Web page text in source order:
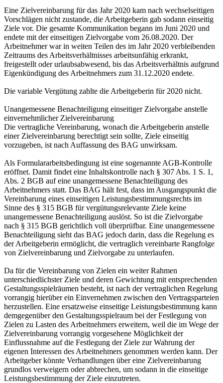
Eine Zielvereinbarung für das Jahr 2020 kam nach wechselseitigen
Vorschlägen nicht zustande, die Arbeitgeberin gab sodann einseitig
Ziele vor. Die gesamte Kommunikation begann im Juni 2020 und
endete mit der einseitigen Zielvorgabe vom 26.08.2020. Der
Arbeitnehmer war in weiten Teilen des im Jahr 2020 verbleibenden
Zeitraums des Arbeitsverhältnisses arbeitsunfähig erkrankt,
freigestellt oder urlaubsabwesend, bis das Arbeitsverhältnis aufgrund
Eigenkündigung des Arbeitnehmers zum 31.12.2020 endete.
Die variable Vergütung zahlte die Arbeitgeberin für 2020 nicht.
Unangemessene Benachteiligung einseitiger Zielvorgabe anstelle
einvernehmlicher Zielvereinbarung
Die vertragliche Vereinbarung, wonach die Arbeitgeberin anstelle
einer Zielvereinbarung berechtigt sein sollte, Ziele einseitig
vorzugeben, ist nach Auffassung des BAG unwirksam.
Als Formulararbeitsbedingung ist eine sogenannte AGB-Kontrolle
eröffnet. Damit findet eine Inhaltskontrolle nach § 307 Abs. 1 S. 1,
Abs. 2 BGB auf eine unangemessene Benachteiligung des
Arbeitnehmers statt. Das BAG hält fest, dass im Ausgangspunkt die
Vereinbarung eines einseitigen Leistungsbestimmungsrechts im
Sinne des § 315 BGB für vergütungsrelevante Ziele keine
unangemessene Benachteiligung auslöst. So ist die Zielvorgabe
nach § 315 BGB gerichtlich voll überprüfbar. Eine unangemessene
Benachteiligung sieht das BAG jedoch darin, dass die Regelung es
der Arbeitgeberin ermöglicht, die vertraglich vereinbarte Rangfolge
von Zielvereinbarung und Zielvorgabe zu unterlaufen.
Da für die Vereinbarung von Zielen ein weiter Rahmen
unterschiedlichster Ziele und deren Gewichtung mit entsprechenden
Gestaltungsspielräumen besteht, ist nach der vertraglichen Regelung
vorrangig hierüber ein Einvernehmen zwischen den Vertragsparteien
herzustellen. Eine ersatzweise einseitige Leistungsbestimmung kann
demgegenüber den Gestaltungsspielraum bei der Festlegung von
Zielen zu Lasten des Arbeitnehmers erweitern, weil die im Wege der
Zielvereinbarung vorrangig vorgesehene Möglichkeit der
Einflussnahme auf die Festlegung der Ziele zur Wahrung der
eigenen Interessen des Arbeitnehmers genommen werden kann. Der
Arbeitgeber könnte Verhandlungen über eine Zielvereinbarung
grundlos verweigern oder abbrechen, um sodann in die einseitige
Leistungsbestimmung der Ziele einzutreten.